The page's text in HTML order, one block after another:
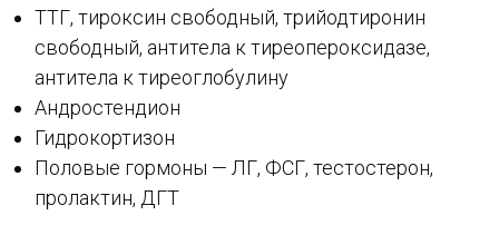
ТТГ, тироксин свободный, трийодтиронин
свободный, антитела к тиреопероксидазе,
антитела к тиреоглобулину
Андростендион
Гидрокортизон
Половые гормоны — ЛГ, ФСГ, тестостерон,
пролактин, ДГТ